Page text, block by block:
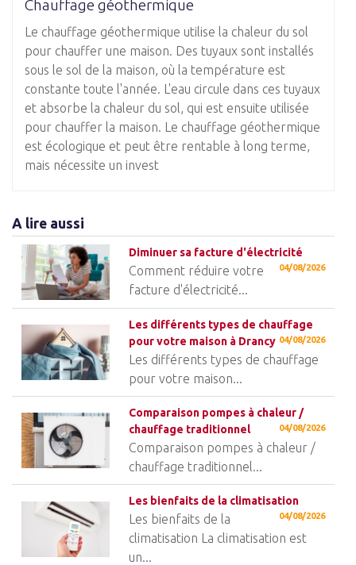
Chauffage géothermique
Le chauffage géothermique utilise la chaleur du sol
pour chauffer une maison. Des tuyaux sont installés
sous le sol de la maison, où la température est
constante toute l'année. L'eau circule dans ces tuyaux
et absorbe la chaleur du sol, qui est ensuite utilisée
pour chauffer la maison. Le chauffage géothermique
est écologique et peut être rentable à long terme,
mais nécessite un invest
A lire aussi
Diminuer sa facture d'électricité
04/08/2026
Comment réduire votre
facture d'électricité...
Les différents types de chauffage
pour votre maison à Drancy 04/08/2026
Les différents types de chauffage
pour votre maison...
Comparaison pompes à chaleur /
chauffage traditionnel
04/08/2026
Comparaison pompes à chaleur /
chauffage traditionnel...
Les bienfaits de la climatisation
04/08/2026
Les bienfaits de la
climatisation La climatisation est
un...